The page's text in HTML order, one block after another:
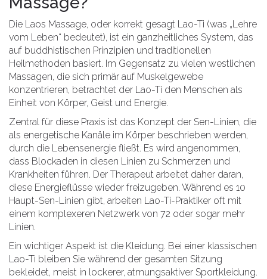
Die Laos Massage, oder korrekt gesagt Lao-Ti (was „Lehre
vom Leben“ bedeutet), ist ein ganzheitliches System, das
auf buddhistischen Prinzipien und traditionellen
Heilmethoden basiert. Im Gegensatz zu vielen westlichen
Massagen, die sich primär auf Muskelgewebe
konzentrieren, betrachtet der Lao-Ti den Menschen als
Einheit von Körper, Geist und Energie.
Zentral für diese Praxis ist das Konzept der Sen-Linien, die
als energetische Kanäle im Körper beschrieben werden,
durch die Lebensenergie fließt. Es wird angenommen,
dass Blockaden in diesen Linien zu Schmerzen und
Krankheiten führen. Der Therapeut arbeitet daher daran,
diese Energieflüsse wieder freizugeben. Während es 10
Haupt-Sen-Linien gibt, arbeiten Lao-Ti-Praktiker oft mit
einem komplexeren Netzwerk von 72 oder sogar mehr
Linien.
Ein wichtiger Aspekt ist die Kleidung. Bei einer klassischen
Lao-Ti bleiben Sie während der gesamten Sitzung
bekleidet, meist in lockerer, atmungsaktiver Sportkleidung.